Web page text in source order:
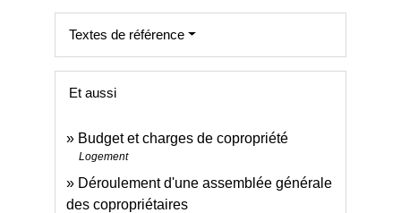
Textes de référence
Et aussi
Budget et charges de copropriété
Logement
Déroulement d'une assemblée générale
des copropriétaires